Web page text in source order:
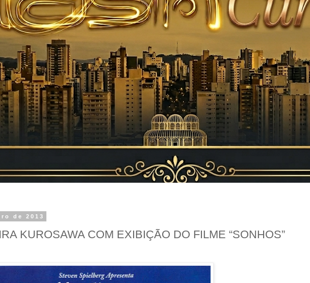
de 2013
KUROSAWA COM EXIBIÇÃO DO FILME “SONHOS”